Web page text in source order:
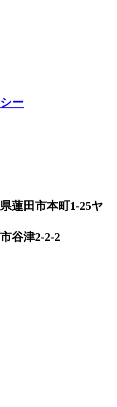
ー
蓮田市本町1-25ヤ
谷津2-2-2